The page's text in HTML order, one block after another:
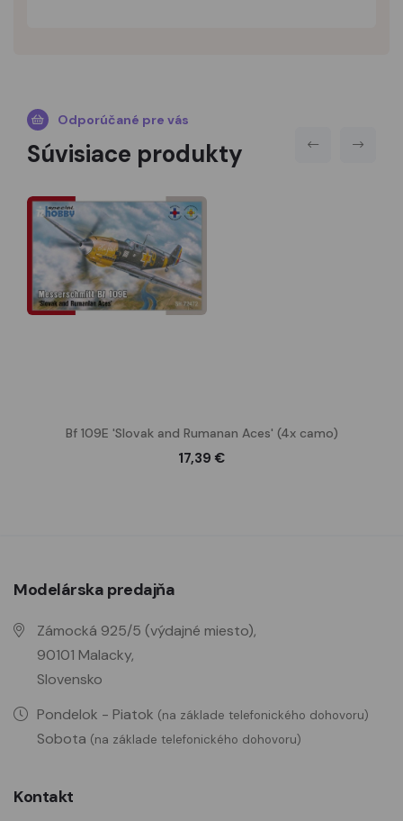
Odporúčané pre vás
Súvisiace produkty
Bf 109E 'Slovak and Rumanan Aces' (4x camo)
17,39 €
Modelárska predajňa
Zámocká 925/5 (výdajné miesto),
90101 Malacky,
Slovensko
Pondelok - Piatok (na základe telefonického dohovoru)
Sobota (na základe telefonického dohovoru)
Kontakt